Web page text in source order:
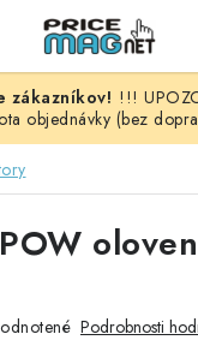
!!!
objednávky (bez
Podrobnosti